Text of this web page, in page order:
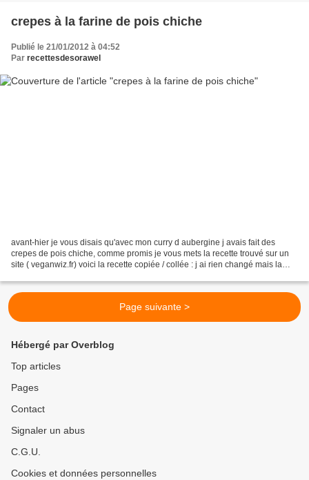
crepes à la farine de pois chiche
Publié le 21/01/2012 à 04:52
Par recettesdesorawel
avant-hier je vous disais qu'avec mon curry d aubergine j avais fait des
crepes de pois chiche, comme promis je vous mets la recette trouvé sur un
site ( veganwiz.fr) voici la recette copiée / collée : j ai rien changé mais la
Page suivante >
Hébergé par Overblog
Top articles
Pages
Contact
Signaler un abus
C.G.U.
Cookies et données personnelles